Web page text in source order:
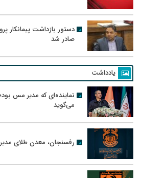
دستور بازداشت پیمانکار
صادر شد
یادداشت
نماینده‌ای که مدیر مس
می‌گوید
رفسنجان، معدن طلای